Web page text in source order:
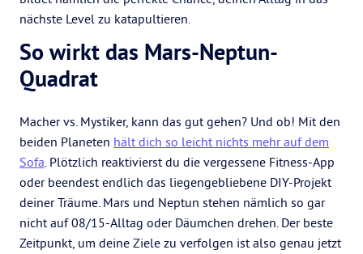
nächste Level zu katapultieren.
So wirkt das Mars-Neptun-
Quadrat
Macher vs. Mystiker, kann das gut gehen? Und ob! Mit den
beiden Planeten hält dich so leicht nichts mehr auf dem
Sofa. Plötzlich reaktivierst du die vergessene Fitness-App
oder beendest endlich das liegengebliebene DIY-Projekt
deiner Träume. Mars und Neptun stehen nämlich so gar
nicht auf 08/15-Alltag oder Däumchen drehen. Der beste
Zeitpunkt, um deine Ziele zu verfolgen ist also genau jetzt